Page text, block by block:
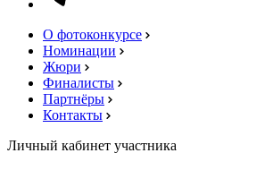
О фотоконкурсе
Номинации
Жюри
Финалисты
Партнёры
Контакты
Личный кабинет участника